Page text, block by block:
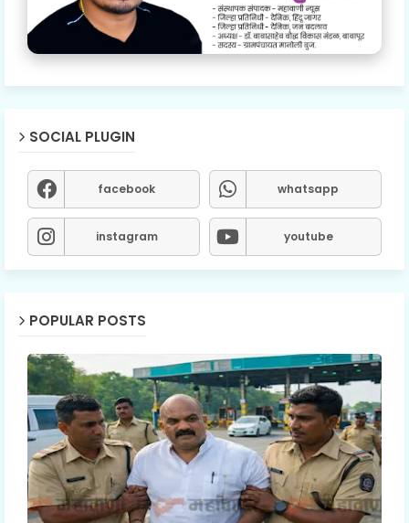
SOCIAL PLUGIN
facebook whatsapp
instagram youtube
POPULAR POSTS